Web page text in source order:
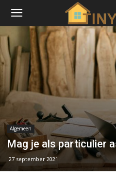
Algemeen
Mag je als particulier
27 september 2021